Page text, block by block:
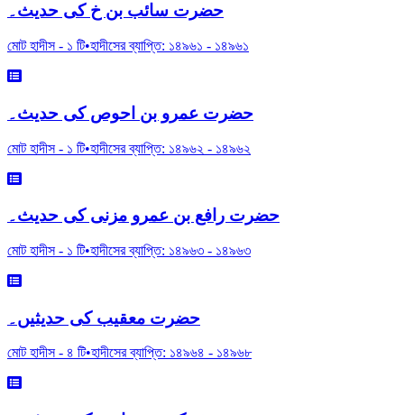
حضرت سائب بن خ کی حدیث۔
মোট হাদীস - ১ টি•হাদীসের ব্যাপ্তি: ১৪৯৬১ - ১৪৯৬১
حضرت عمرو بن احوص کی حدیث۔
মোট হাদীস - ১ টি•হাদীসের ব্যাপ্তি: ১৪৯৬২ - ১৪৯৬২
حضرت رافع بن عمرو مزنی کی حدیث۔
মোট হাদীস - ১ টি•হাদীসের ব্যাপ্তি: ১৪৯৬৩ - ১৪৯৬৩
حضرت معقیب کی حدیثیں۔
মোট হাদীস - ৪ টি•হাদীসের ব্যাপ্তি: ১৪৯৬৪ - ১৪৯৬৮